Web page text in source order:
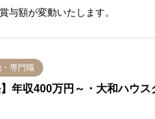
与額が変動いたします。
専門職
年収400万円～・大和ハウス